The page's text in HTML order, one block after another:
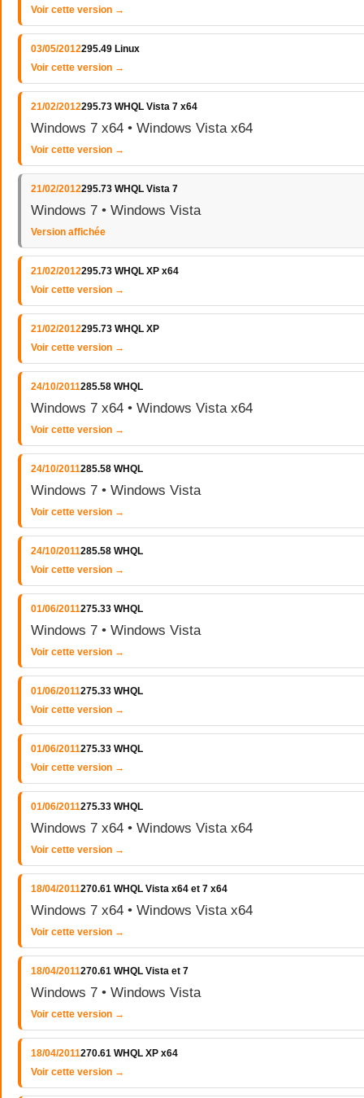
Voir cette version →
03/05/2012295.49 Linux
Voir cette version →
21/02/2012295.73 WHQL Vista 7 x64
Windows 7 x64 • Windows Vista x64
Voir cette version →
21/02/2012295.73 WHQL Vista 7
Windows 7 • Windows Vista
Version affichée
21/02/2012295.73 WHQL XP x64
Voir cette version →
21/02/2012295.73 WHQL XP
Voir cette version →
24/10/2011285.58 WHQL
Windows 7 x64 • Windows Vista x64
Voir cette version →
24/10/2011285.58 WHQL
Windows 7 • Windows Vista
Voir cette version →
24/10/2011285.58 WHQL
Voir cette version →
01/06/2011275.33 WHQL
Windows 7 • Windows Vista
Voir cette version →
01/06/2011275.33 WHQL
Voir cette version →
01/06/2011275.33 WHQL
Voir cette version →
01/06/2011275.33 WHQL
Windows 7 x64 • Windows Vista x64
Voir cette version →
18/04/2011270.61 WHQL Vista x64 et 7 x64
Windows 7 x64 • Windows Vista x64
Voir cette version →
18/04/2011270.61 WHQL Vista et 7
Windows 7 • Windows Vista
Voir cette version →
18/04/2011270.61 WHQL XP x64
Voir cette version →